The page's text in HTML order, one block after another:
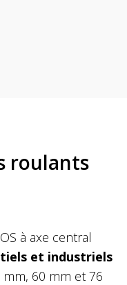
roulants
à axe central
et industriels
mm, 60 mm et 76